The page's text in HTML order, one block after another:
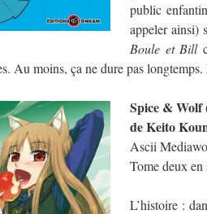
public
appeler ainsi)
Boule et Bill
Au moins, ça ne dure pas longtemps.
Spice &
de Keito
Ascii
Tome deux en
L’histoire :